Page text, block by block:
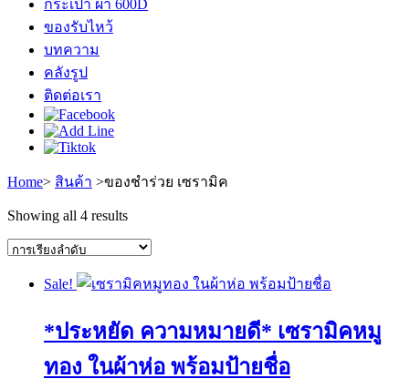
กระเป๋า ผ้า 600D
ของรับไหว้
บทความ
คลังรูป
ติดต่อเรา
Home> สินค้า >ของชำร่วย เซรามิค
Showing all 4 results
Sale!
*ประหยัด ความหมายดี* เซรามิคหมู
ทอง ในผ้าห่อ พร้อมป้ายชื่อ